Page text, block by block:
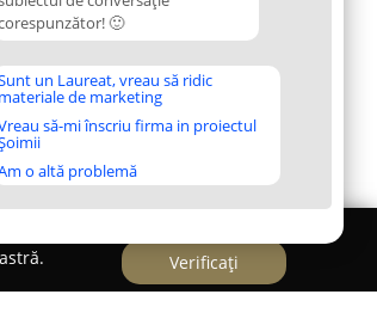
🙂
un Laureat, vreau să ridic
materiale de marketing
să-mi înscriu firma in proiectul
o altă problemă
Verificați